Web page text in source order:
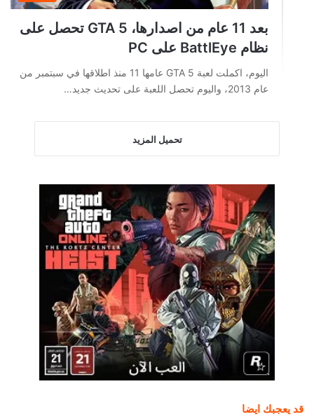
بعد 11 عام من اصدارها، GTA 5 تحصل على
نظام BattlEye على PC
اليوم، اكملت لعبة GTA 5 عامها 11 منذ اطلاقها في سبتمبر من
عام 2013، واليوم تحصل اللعبة على تحديث جديد…
تحميل المزيد
قد يعجبك ايضا